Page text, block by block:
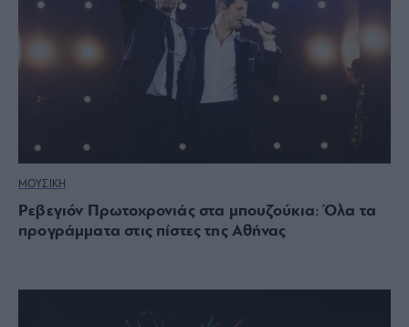
ΜΟΥΣΙΚΗ
Ρεβεγιόν Πρωτοχρονιάς στα μπουζούκια: Όλα τα
προγράμματα στις πίστες της Αθήνας